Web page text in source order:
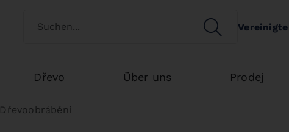
Switch customertype SEARCH
Dřevo Über uns Prodej
Dřevoobrábění